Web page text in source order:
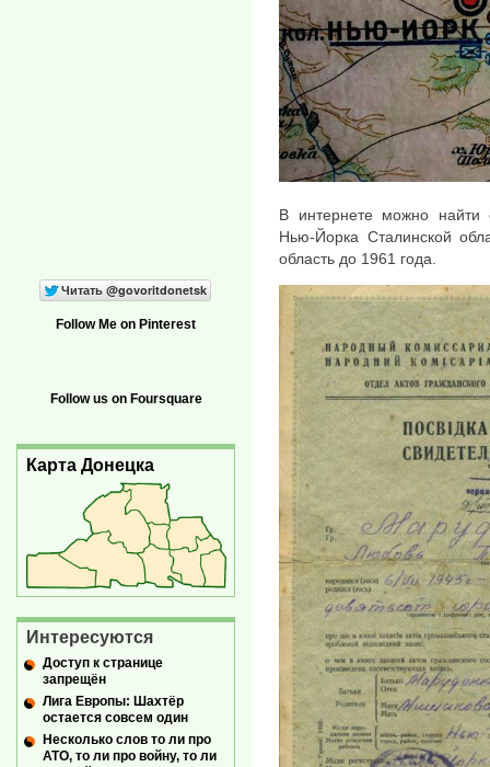
В интернете можно найти
Нью-Йорка Сталинской
область до 1961 года.
Follow Me on Pinterest
Follow us on Foursquare
Карта Донецка
Интересуются
Доступ к странице
запрещён
Лига Европы: Шахтёр
остается совсем один
Несколько слов то ли про
АТО, то ли про войну, то ли